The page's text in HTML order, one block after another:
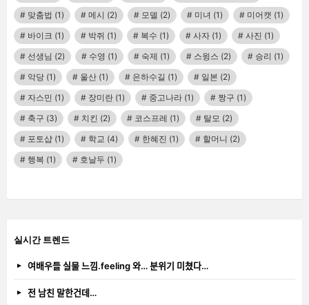
맞춤법 (1) 메시 (2) 모델 (2) 미녀 (1) 미어캣 (1)
바이크 (1) 박쥐 (1) 복수 (1) 사자 (1) 사진 (1)
선생님 (2) 수영 (1) 숙제 (1) 스윙스 (2) 승리 (1)
악당 (1) 울산 (1) 은하수길 (1) 일본 (2)
자스민 (1) 장미란 (1) 중고나라 (1) 짱구 (1)
축구 (3) 치킨 (2) 코스프레 (1) 탈모 (2)
포토샵 (1) 학교 (4) 한혜진 (1) 할머니 (2)
행복 (1) 호날두 (1)
실시간 트렌드
여배우들 실물 느낌.feeling 와… 분위기 미쳤다…
전 남친 말한건데…